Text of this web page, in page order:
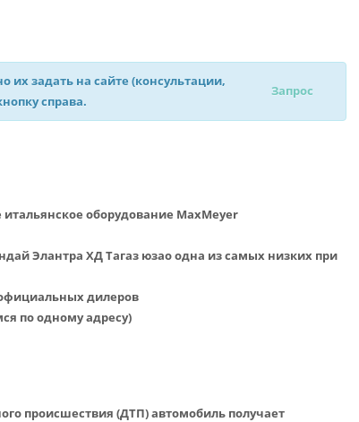
их задать на сайте (консультации,
справа.
Запрос
оборудование MaxMeyer
Элантра ХД Тагаз юзао одна из самых низких при
дилеров
по одному адресу)
происшествия (ДТП) автомобиль получает